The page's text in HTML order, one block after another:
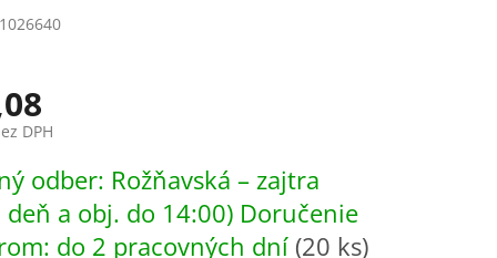
1026640
DPH
odber: Rožňavská – zajtra
deň a obj. do 14:00) Doručenie
do 2 pracovných dní (20 ks)